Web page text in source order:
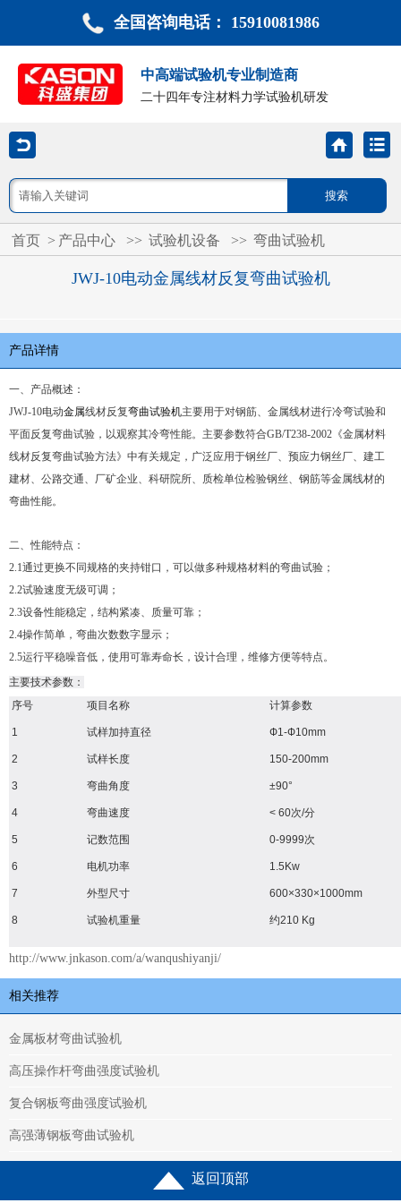
全国咨询电话： 15910081986
中高端试验机专业制造商
二十四年专注材料力学试验机研发
首页 > 产品中心 >> 试验机设备 >> 弯曲试验机
JWJ-10电动金属线材反复弯曲试验机
产品详情
一、产品概述：
JWJ-10电动金属线材反复弯曲试验机主要用于对钢筋、金属线材进行冷弯试验和
平面反复弯曲试验，以观察其冷弯性能。主要参数符合GB/T238-2002《金属材料
线材反复弯曲试验方法》中有关规定，广泛应用于钢丝厂、预应力钢丝厂、建工
建材、公路交通、厂矿企业、科研院所、质检单位检验钢丝、钢筋等金属线材的
弯曲性能。
二、性能特点：
2.1通过更换不同规格的夹持钳口，可以做多种规格材料的弯曲试验；
2.2试验速度无级可调；
2.3设备性能稳定，结构紧凑、质量可靠；
2.4操作简单，弯曲次数数字显示；
2.5运行平稳噪音低，使用可靠寿命长，设计合理，维修方便等特点。
主要技术参数：
序号
项目名称 计算参数
1 试样加持直径 Ф1-Ф10mm
2 试样长度 150-200mm
3 弯曲角度 ±90°
4 弯曲速度 < 60次/分
5 记数范围 0-9999次
6 电机功率 1.5Kw
7 外型尺寸 600×330×1000mm
8 试验机重量 约210 Kg
http://www.jnkason.com/a/wanqushiyanji/
相关推荐
金属板材弯曲试验机
高压操作杆弯曲强度试验机
复合钢板弯曲强度试验机
高强薄钢板弯曲试验机
返回顶部